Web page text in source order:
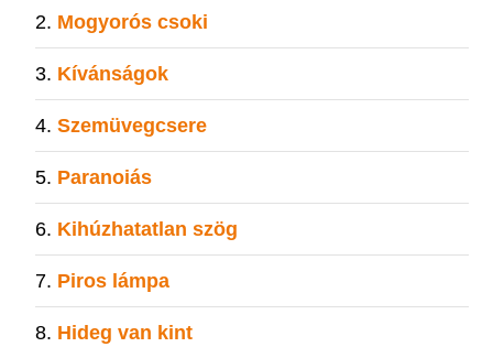
Mogyorós csoki
Kívánságok
Szemüvegcsere
Paranoiás
Kihúzhatatlan szög
Piros lámpa
Hideg van kint